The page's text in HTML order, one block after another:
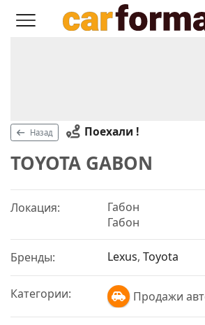
Назад Поехали !
TOYOTA GABON
Локация:
Габон
Габон
Бренды: Lexus,Toyota
Категории: Продажи